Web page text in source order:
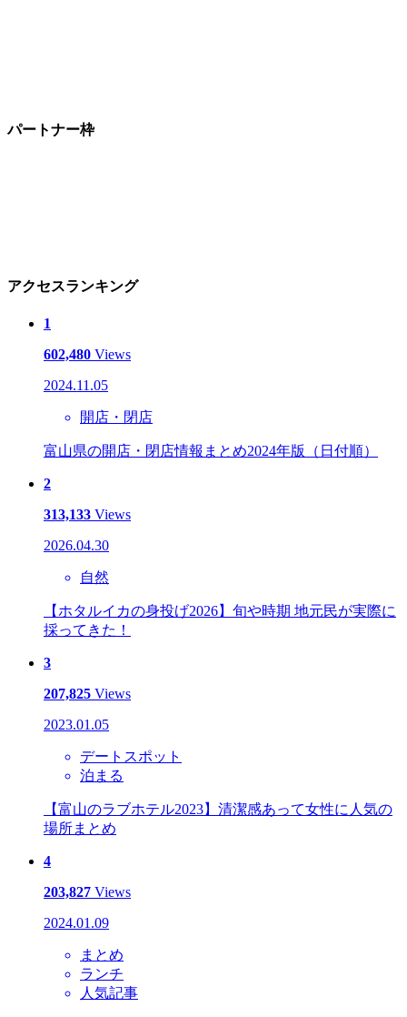
パートナー枠
アクセスランキング
1
602,480 Views
2024.11.05
開店・閉店
富山県の開店・閉店情報まとめ2024年版（日付順）
2
313,133 Views
2026.04.30
自然
【ホタルイカの身投げ2026】旬や時期 地元民が実際に
採ってきた！
3
207,825 Views
2023.01.05
デートスポット
泊まる
【富山のラブホテル2023】清潔感あって女性に人気の
場所まとめ
4
203,827 Views
2024.01.09
まとめ
ランチ
人気記事